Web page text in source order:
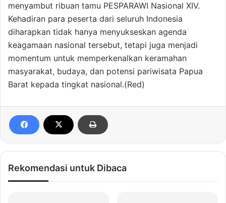
menyambut ribuan tamu PESPARAWI Nasional XIV.
Kehadiran para peserta dari seluruh Indonesia
diharapkan tidak hanya menyukseskan agenda
keagamaan nasional tersebut, tetapi juga menjadi
momentum untuk memperkenalkan keramahan
masyarakat, budaya, dan potensi pariwisata Papua
Barat kepada tingkat nasional.(Red)
Rekomendasi untuk Dibaca